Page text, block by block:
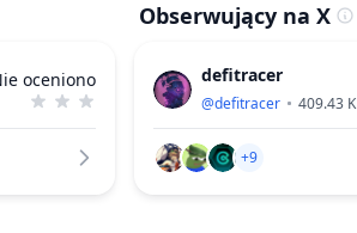
oceniono
Obserwujący na X
defitracer
@defitracer 409.43 K
+9